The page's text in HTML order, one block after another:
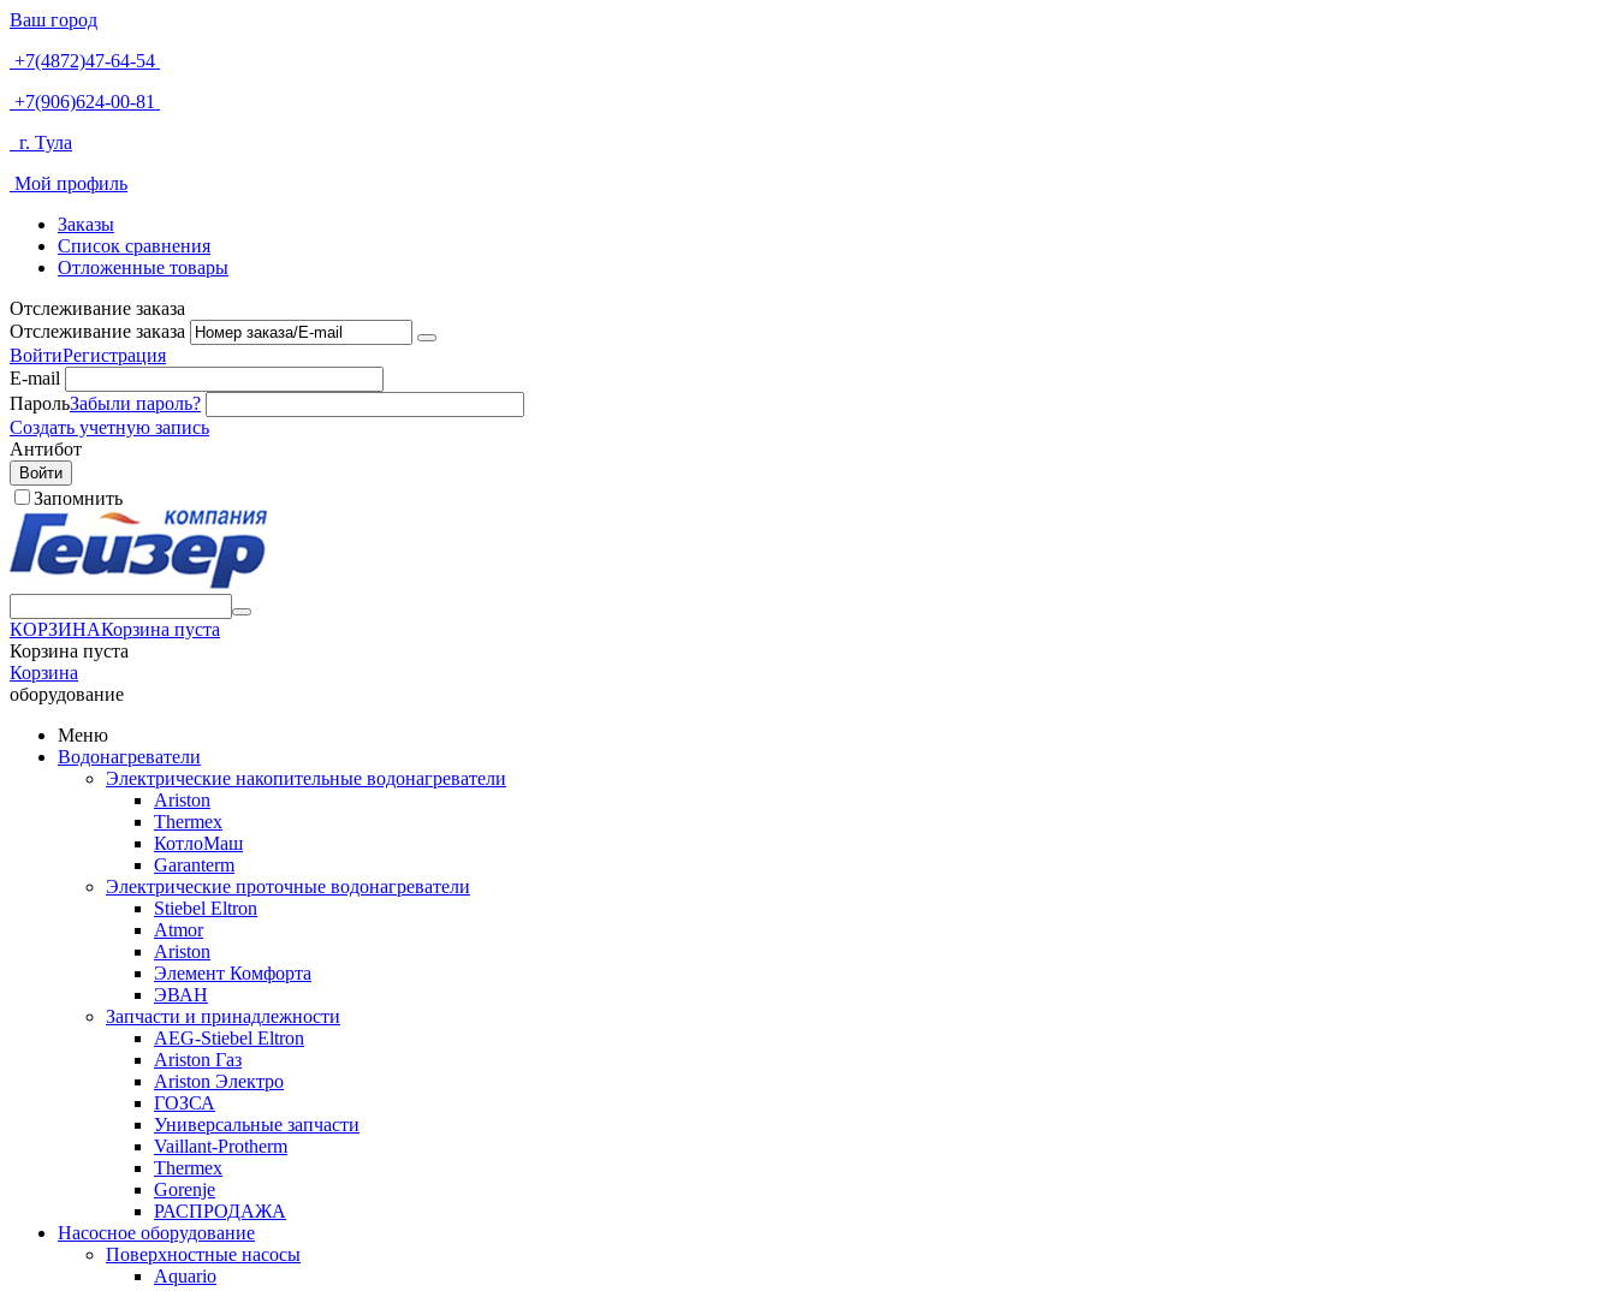
Ваш город
+7(4872)47-64-54
+7(906)624-00-81
г. Тула
Мой профиль
Заказы
Список сравнения
Отложенные товары
Отслеживание заказа
Отслеживание заказа
ВойтиРегистрация
E-mail
ПарольЗабыли пароль?
Создать учетную запись
Антибот
Войти
Запомнить
КОРЗИНАКорзина пуста
Корзина пуста
Корзина
оборудование
Меню
Водонагреватели
Электрические накопительные водонагреватели
Ariston
Thermex
КотлоМаш
Garanterm
Электрические проточные водонагреватели
Stiebel Eltron
Atmor
Ariston
Элемент Комфорта
ЭВАН
Запчасти и принадлежности
AEG-Stiebel Eltron
Ariston Газ
Ariston Электро
ГОЗСА
Универсальные запчасти
Vaillant-Protherm
Thermex
Gorenje
РАСПРОДАЖА
Насосное оборудование
Поверхностные насосы
Aquario